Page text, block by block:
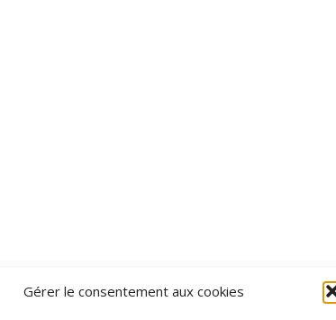
Gérer le consentement aux cookies